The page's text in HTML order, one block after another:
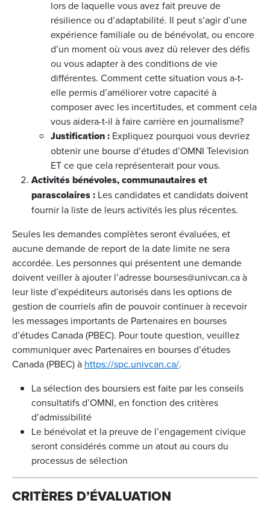
lors de laquelle vous avez fait preuve de
résilience ou d’adaptabilité. Il peut s’agir d’une
expérience familiale ou de bénévolat, ou encore
d’un moment où vous avez dû relever des défis
ou vous adapter à des conditions de vie
différentes. Comment cette situation vous a-t-
elle permis d’améliorer votre capacité à
composer avec les incertitudes, et comment cela
vous aidera-t-il à faire carrière en journalisme?
Justification : Expliquez pourquoi vous devriez
obtenir une bourse d’études d’OMNI Television
ET ce que cela représenterait pour vous.
Activités bénévoles, communautaires et
parascolaires : Les candidates et candidats doivent
fournir la liste de leurs activités les plus récentes.
Seules les demandes complètes seront évaluées, et
aucune demande de report de la date limite ne sera
accordée. Les personnes qui présentent une demande
doivent veiller à ajouter l’adresse bourses@univcan.ca à
leur liste d’expéditeurs autorisés dans les options de
gestion de courriels afin de pouvoir continuer à recevoir
les messages importants de Partenaires en bourses
d’études Canada (PBEC). Pour toute question, veuillez
communiquer avec Partenaires en bourses d’études
Canada (PBEC) à https://spc.univcan.ca/.
La sélection des boursiers est faite par les conseils
consultatifs d’OMNI, en fonction des critères
d’admissibilité
Le bénévolat et la preuve de l’engagement civique
seront considérés comme un atout au cours du
processus de sélection
CRITÈRES D’ÉVALUATION